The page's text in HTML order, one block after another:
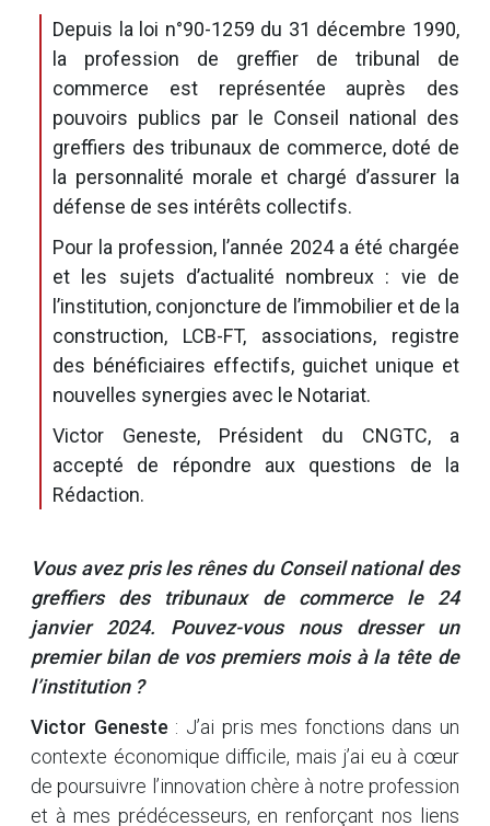
Depuis la loi n°90-1259 du 31 décembre 1990,
la profession de greffier de tribunal de
commerce est représentée auprès des
pouvoirs publics par le Conseil national des
greffiers des tribunaux de commerce, doté de
la personnalité morale et chargé d’assurer la
défense de ses intérêts collectifs.
Pour la profession, l’année 2024 a été chargée
et les sujets d’actualité nombreux : vie de
l’institution, conjoncture de l’immobilier et de la
construction, LCB-FT, associations, registre
des bénéficiaires effectifs, guichet unique et
nouvelles synergies avec le Notariat.
Victor Geneste, Président du CNGTC, a
accepté de répondre aux questions de la
Rédaction.
Vous avez pris les rênes du Conseil national des
greffiers des tribunaux de commerce le 24
janvier 2024. Pouvez-vous nous dresser un
premier bilan de vos premiers mois à la tête de
l’institution ?
Victor Geneste : J’ai pris mes fonctions dans un
contexte économique difficile, mais j’ai eu à cœur
de poursuivre l’innovation chère à notre profession
et à mes prédécesseurs, en renforçant nos liens